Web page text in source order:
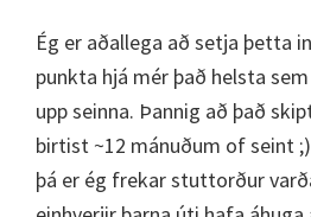
Ég er aðallega að setja þetta
punkta hjá mér það helsta
upp seinna. Þannig að það
birtist ~12 mánuðum of seint
þá er ég frekar stuttorður